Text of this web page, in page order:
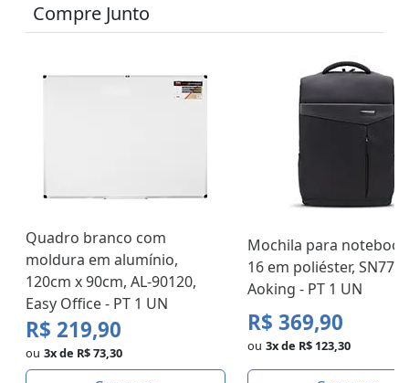
Compre Junto
Quadro branco com
moldura em alumínio,
120cm x 90cm, AL-90120,
Easy Office - PT 1 UN
R$ 219,90
ou 3x de R$ 73,30
Mochila para
16 em poliéster,
Aoking - PT 1 UN
R$ 369,90
ou 3x de R$ 123,30